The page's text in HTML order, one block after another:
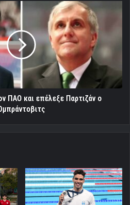
ΠΑΟ και επέλεξε Παρτιζάν ο